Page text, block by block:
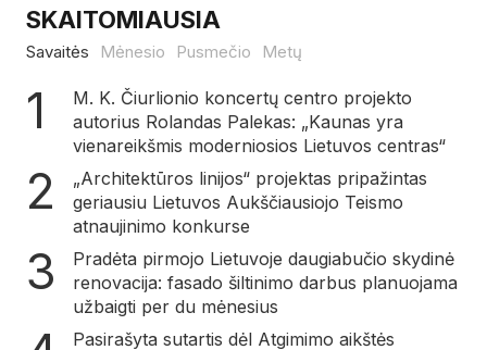
SKAITOMIAUSIA
Savaitės Mėnesio Pusmečio Metų
M. K. Čiurlionio koncertų centro projekto
autorius Rolandas Palekas: „Kaunas yra
vienareikšmis moderniosios Lietuvos centras“
„Architektūros linijos“ projektas pripažintas
geriausiu Lietuvos Aukščiausiojo Teismo
atnaujinimo konkurse
Pradėta pirmojo Lietuvoje daugiabučio skydinė
renovacija: fasado šiltinimo darbus planuojama
užbaigti per du mėnesius
Pasirašyta sutartis dėl Atgimimo aikštės